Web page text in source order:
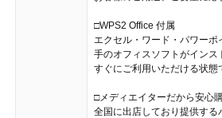
□WPS2 Office 付属
エクセル・ワード・パワー
手のオフィスソフトがインス
すぐにご利用いただける状態
□メディエイターだから安心
全国に出店しており提供す